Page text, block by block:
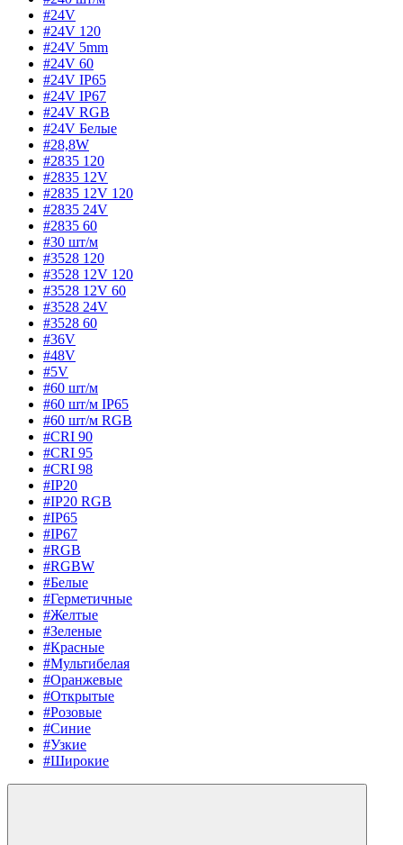
#24V
#24V 120
#24V 5mm
#24V 60
#24V IP65
#24V IP67
#24V RGB
#24V Белые
#28,8W
#2835 120
#2835 12V
#2835 12V 120
#2835 24V
#2835 60
#30 шт/м
#3528 120
#3528 12V 120
#3528 12V 60
#3528 24V
#3528 60
#36V
#48V
#5V
#60 шт/м
#60 шт/м IP65
#60 шт/м RGB
#CRI 90
#CRI 95
#CRI 98
#IP20
#IP20 RGB
#IP65
#IP67
#RGB
#RGBW
#Белые
#Герметичные
#Желтые
#Зеленые
#Красные
#Мультибелая
#Оранжевые
#Открытые
#Розовые
#Синие
#Узкие
#Широкие